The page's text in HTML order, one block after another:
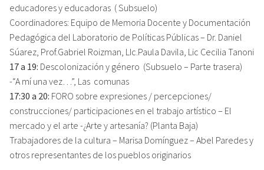
educadores y educadoras ( Subsuelo)
Coordinadores: Equipo de Memoria Docente y Documentación
Pedagógica del Laboratorio de Políticas Públicas – Dr. Daniel
Súarez, Prof.Gabriel Roizman, LIc.Paula Davila, Lic Cecilia Tanoni
17 a 19: Descolonización y género (Subsuelo – Parte trasera)
-“A mí una vez…”, Las comunas
17:30 a 20: FORO sobre expresiones / percepciones/
construcciones/ participaciones en el trabajo artístico – El
mercado y el arte -¿Arte y artesanía? (Planta Baja)
Trabajadores de la cultura – Marisa Domínguez – Abel Paredes y
otros representantes de los pueblos originarios